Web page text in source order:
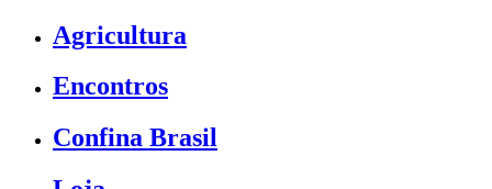
Agricultura
Encontros
Confina Brasil